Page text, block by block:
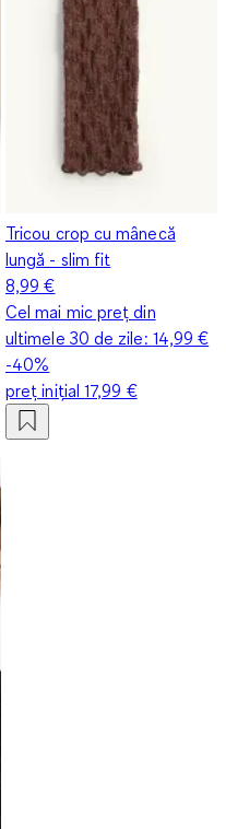
Tricou crop cu mânecă
lungă - slim fit
8,99 €
Cel mai mic preț din
ultimele 30 de zile: 14,99 €
-40%
preț inițial17,99 €